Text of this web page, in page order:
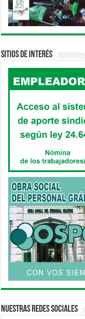
Sitios de interés
Nuestras Redes Sociales